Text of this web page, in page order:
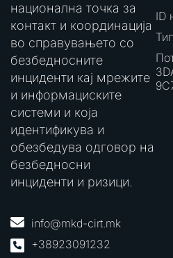
национална точка за
контакт и координација
во справувањето со
безбедносните
инциденти кај мрежите
и информациските
системи и која
идентификува и
обезбедува одговор на
безбедносни
инциденти и ризици.
info@mkd-cirt.mk
+38923091232
ID